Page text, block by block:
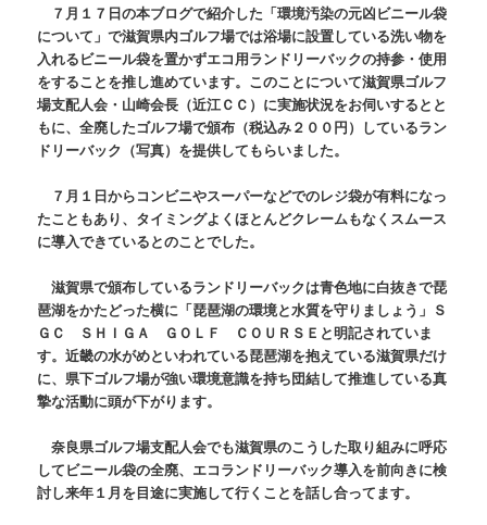
７月１７日の本ブログで紹介した「環境汚染の元凶ビニール袋
について」で滋賀県内ゴルフ場では浴場に設置している洗い物を
入れるビニール袋を置かずエコ用ランドリーバックの持参・使用
をすることを推し進めています。このことについて滋賀県ゴルフ
場支配人会・山崎会長（近江ＣＣ）に実施状況をお伺いするとと
もに、全廃したゴルフ場で頒布（税込み２００円）しているラン
ドリーバック（写真）を提供してもらいました。
７月１日からコンビニやスーパーなどでのレジ袋が有料になっ
たこともあり、タイミングよくほとんどクレームもなくスムース
に導入できているとのことでした。
滋賀県で頒布しているランドリーバックは青色地に白抜きで琵
琶湖をかたどった横に「琵琶湖の環境と水質を守りましょう」Ｓ
ＧＣ ＳＨＩＧＡ ＧＯＬＦ ＣＯＵＲＳＥと明記されていま
す。近畿の水がめといわれている琵琶湖を抱えている滋賀県だけ
に、県下ゴルフ場が強い環境意識を持ち団結して推進している真
摯な活動に頭が下がります。
奈良県ゴルフ場支配人会でも滋賀県のこうした取り組みに呼応
してビニール袋の全廃、エコランドリーバック導入を前向きに検
討し来年１月を目途に実施して行くことを話し合ってます。